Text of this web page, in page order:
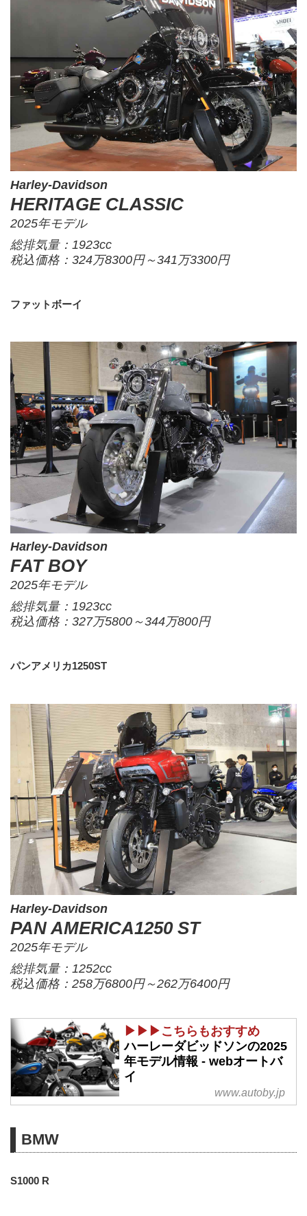
Harley-Davidson
HERITAGE CLASSIC
2025年モデル
総排気量：1923cc
税込価格：324万8300円～341万3300円
ファットボーイ
Harley-Davidson
FAT BOY
2025年モデル
総排気量：1923cc
税込価格：327万5800～344万800円
パンアメリカ1250ST
Harley-Davidson
PAN AMERICA1250 ST
2025年モデル
総排気量：1252cc
税込価格：258万6800円～262万6400円
▶▶▶こちらもおすすめ
ハーレーダビッドソンの2025
年モデル情報 - webオートバ
イ
www.autoby.jp
BMW
S1000 R